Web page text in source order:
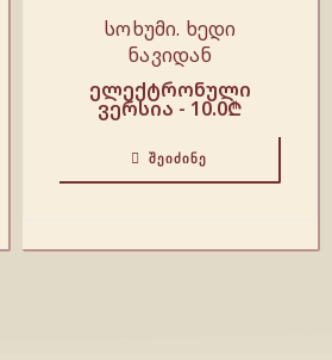
სოხუმი. ხედი
ნავიდან
ელექტრონული
ვერსია - 10.0₾
ᲨᲔᲘᲫᲘᲜᲔ